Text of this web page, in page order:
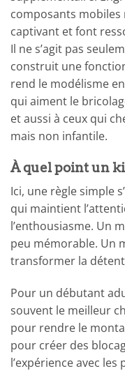
composants
captivant et font
Il ne s’agit pas
construit une
rend le modélisme
qui aiment le
et aussi à ceux qui
mais non infantile.
À quel point un
Ici, une règle simple
qui maintient
l’enthousiasme. Un
peu mémorable. Un
transformer la
Pour un débutant
souvent le meilleur
pour rendre le
pour créer des
l’expérience avec les